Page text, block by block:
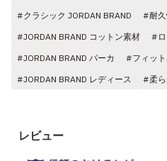
#クラシック JORDAN BRAND
#耐久
#JORDAN BRAND コットン素材
#ロ
#JORDAN BRAND パーカ
#フィッ
#JORDAN BRAND レディース
#柔ら